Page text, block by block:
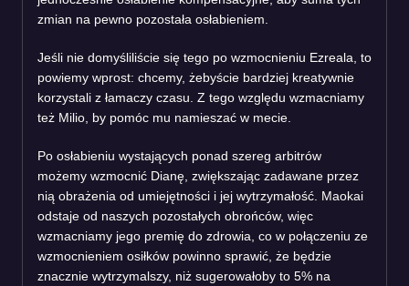
zmian na pewno pozostała osłabieniem.
Jeśli nie domyśliliście się tego po wzmocnieniu Ezreala, to
powiemy wprost: chcemy, żebyście bardziej kreatywnie
korzystali z łamaczy czasu. Z tego względu wzmacniamy
też Milio, by pomóc mu namieszać w mecie.
Po osłabieniu wystających ponad szereg arbitrów
możemy wzmocnić Dianę, zwiększając zadawane przez
nią obrażenia od umiejętności i jej wytrzymałość. Maokai
odstaje od naszych pozostałych obrońców, więc
wzmacniamy jego premię do zdrowia, co w połączeniu ze
wzmocnieniem osiłków powinno sprawić, że będzie
znacznie wytrzymalszy, niż sugerowałoby to 5% na